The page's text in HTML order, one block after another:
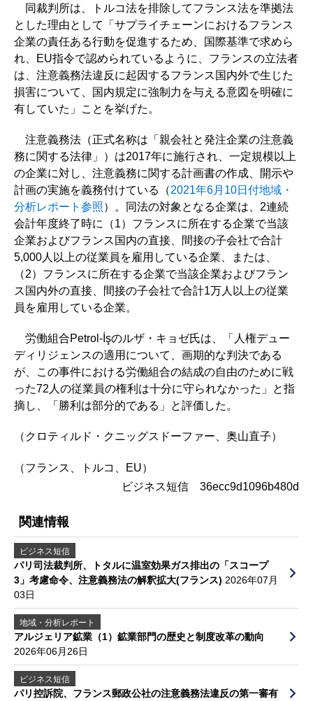
同裁判所は、トルコ法を排除してフランス法を準拠法
とした理由として「サプライチェーンにおけるフランス
企業の責任ある行動を促進するため、国際基準で求めら
れ、EU指令で認められているように、フランスの立法者
は、注意義務法違反に起因するフランス国内外で生じた
損害について、国内規定に強制力を与える意図を明確に
有していた」ことを挙げた。
注意義務法（正式名称は「親会社と発注企業の注意義
務に関する法律」）は2017年に施行され、一定規模以上
の企業に対し、注意義務に関する計画書の作成、開示や
計画の実施を義務付けている（2021年6月10日付地域・
分析レポート参照）。同法の対象となる企業は、2連続
会計年度終了時に（1）フランスに所在する企業で当該
企業およびフランス国内の直接、間接の子会社で合計
5,000人以上の従業員を雇用している企業、または、
（2）フランスに所在する企業で当該企業およびフラン
ス国内外の直接、間接の子会社で合計1万人以上の従業
員を雇用している企業。
労働組合Petrol-İşのルザ・キョゼ氏は、「人権デュー
ディリジェンスの適用について、画期的な判決である
が、この事件における労働組合の結成の自由のために戦
った72人の従業員の権利は十分に守られなかった」と指
摘し、「勝利は部分的である」と評価した。
（クロティルド・クニッグスドーファー、奥山直子）
（フランス、トルコ、EU）
ビジネス短信 36ecc9d1096b480d
関連情報
ビジネス短信
パリ司法裁判所、トタルに温室効果ガス排出の「スコープ
3」考慮命令、注意義務法の解釈拡大(フランス) 2026年07月
03日
地域・分析レポート
アルジェリア鉱業（1）鉱業部門の歴史と制度改革の動向
2026年06月26日
ビジネス短信
パリ控訴院、フランス郵政公社の注意義務法違反の第一審有